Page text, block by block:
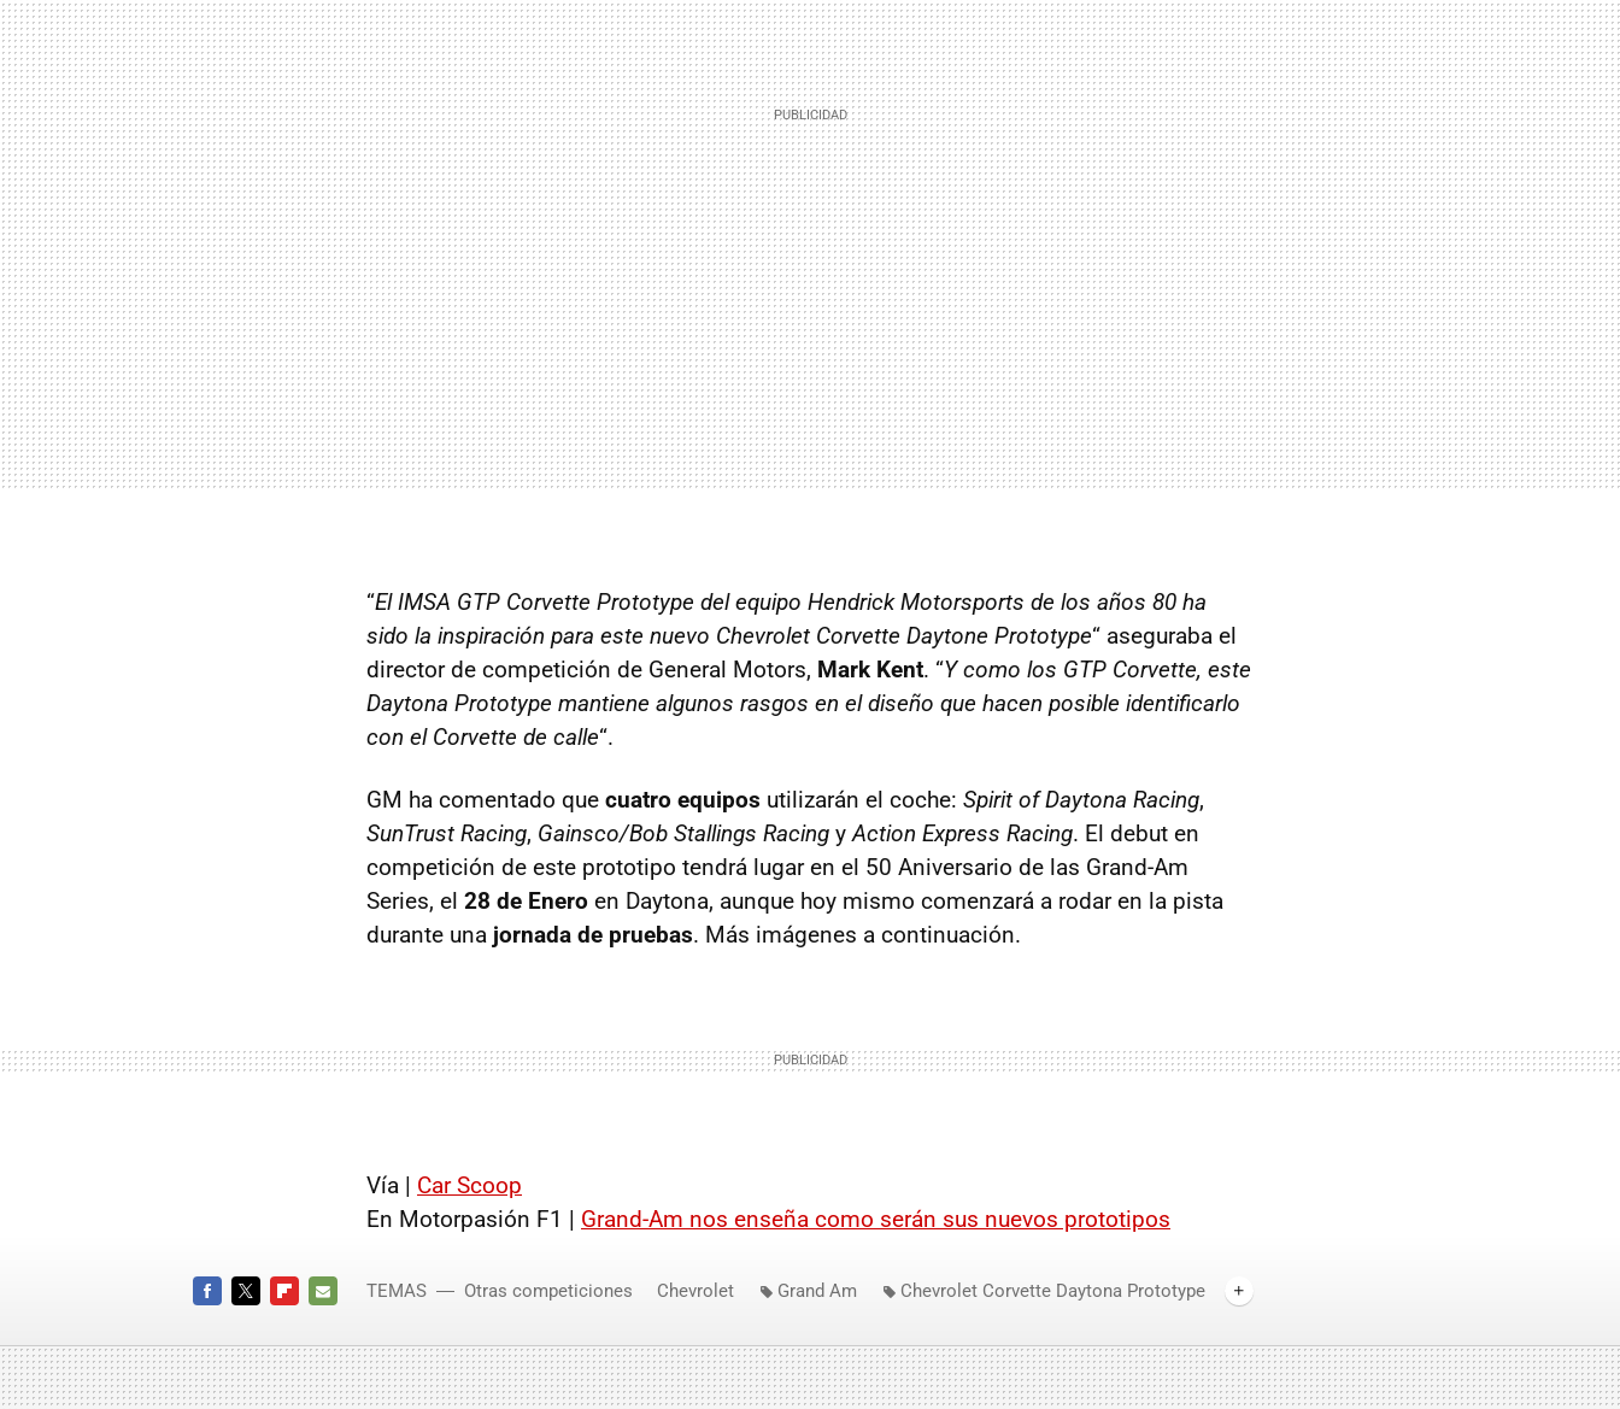
“ElIMSA GTP Corvette Prototype del equipo Hendrick Motorsports de los años 80 ha
sido la inspiración para este nuevo Chevrolet Corvette Daytone Prototype“ aseguraba el
director de competición de General Motors, Mark Kent. “Y como los GTP Corvette, este
Daytona Prototype mantiene algunos rasgos en el diseño que hacen posible identificarlo
con el Corvette de calle“.
GM ha comentado que cuatro equipos utilizarán el coche: Spirit of Daytona Racing,
SunTrust Racing, Gainsco/Bob Stallings Racing yAction Express Racing. El debut en
competición de este prototipo tendrá lugar en el 50 Aniversario de las Grand-Am
Series, el 28 de Enero en Daytona, aunque hoy mismo comenzará a rodar en la pista
durante una jornada de pruebas. Más imágenes a continuación.
Vía | Car Scoop
En Motorpasión F1 | Grand-Am nos enseña como serán sus nuevos prototipos
MAIL
TEMAS Otras competiciones Chevrolet Grand Am
Chevrolet Corvette Daytona Prototype